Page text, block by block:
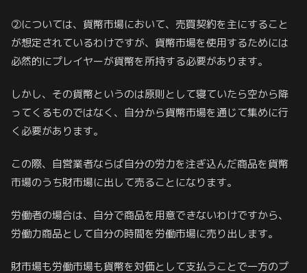
②については、貨幣市場において、売買契約を主にすること
が想定されているわけですが、貨幣市場を使用するためには
必然的にプレイヤーが貨幣を所持する必要があります。
しかし、その貨幣というのは原則として寝ていたら空から降
ってくるものではなく、自分から貨幣市場を通じて集めに行
く必要があります。
この際、自営業者ならば自分の労力を注ぎ込んだ商品を貨幣
市場のうち財市場に出して売ることになります。
労働者の場合は、自分で商品を用意できないわけですから、
労働力商品として自分の時間を労働市場に売り出します。
財市場も労働市場も貨幣を対価として支払うことで一方のプ